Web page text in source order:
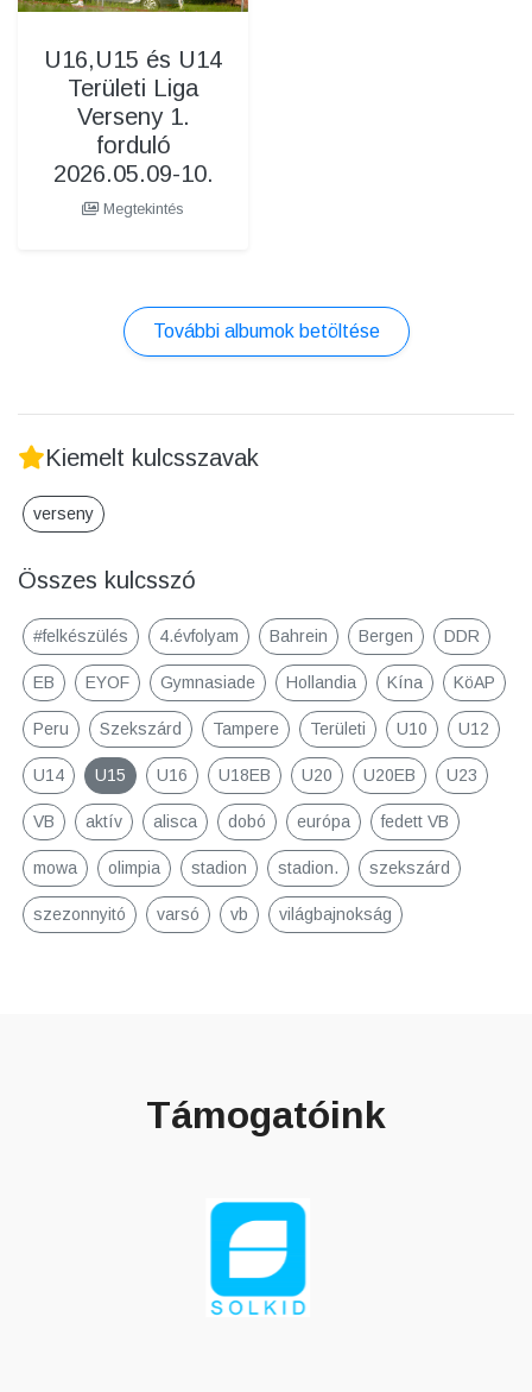
U16,U15 és U14
Területi Liga
Verseny 1.
forduló
2026.05.09-10.
Megtekintés
További albumok betöltése
Kiemelt kulcsszavak
verseny
Összes kulcsszó
#felkészülés 4.évfolyam Bahrein Bergen DDR
EB EYOF Gymnasiade Hollandia Kína KöAP
Peru Szekszárd Tampere Területi U10 U12
U14 U15 U16 U18EB U20 U20EB U23
VB aktív alisca dobó európa fedett VB
mowa olimpia stadion stadion. szekszárd
szezonnyitó varsó vb világbajnokság
Támogatóink